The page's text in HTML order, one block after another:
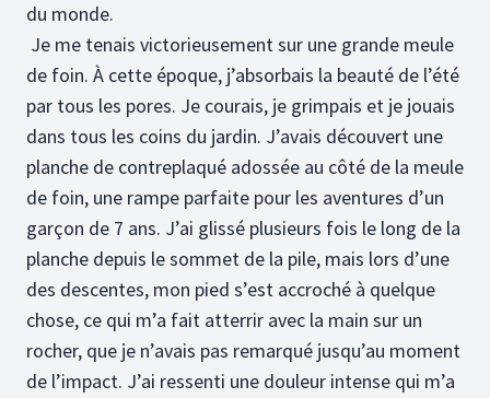
du monde.
Je me tenais victorieusement sur une grande meule
de foin. À cette époque, j’absorbais la beauté de l’été
par tous les pores. Je courais, je grimpais et je jouais
dans tous les coins du jardin. J’avais découvert une
planche de contreplaqué adossée au côté de la meule
de foin, une rampe parfaite pour les aventures d’un
garçon de 7 ans. J’ai glissé plusieurs fois le long de la
planche depuis le sommet de la pile, mais lors d’une
des descentes, mon pied s’est accroché à quelque
chose, ce qui m’a fait atterrir avec la main sur un
rocher, que je n’avais pas remarqué jusqu’au moment
de l’impact. J’ai ressenti une douleur intense qui m’a